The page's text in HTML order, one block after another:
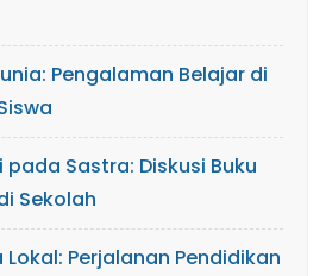
Pengalaman Belajar di
Sastra: Diskusi Buku
Sekolah
Perjalanan Pendidikan